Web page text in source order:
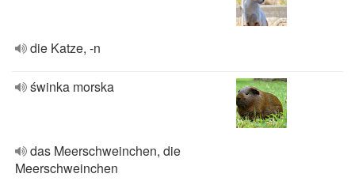
die Katze, -n
świnka morska
das Meerschweinchen, die
Meerschweinchen